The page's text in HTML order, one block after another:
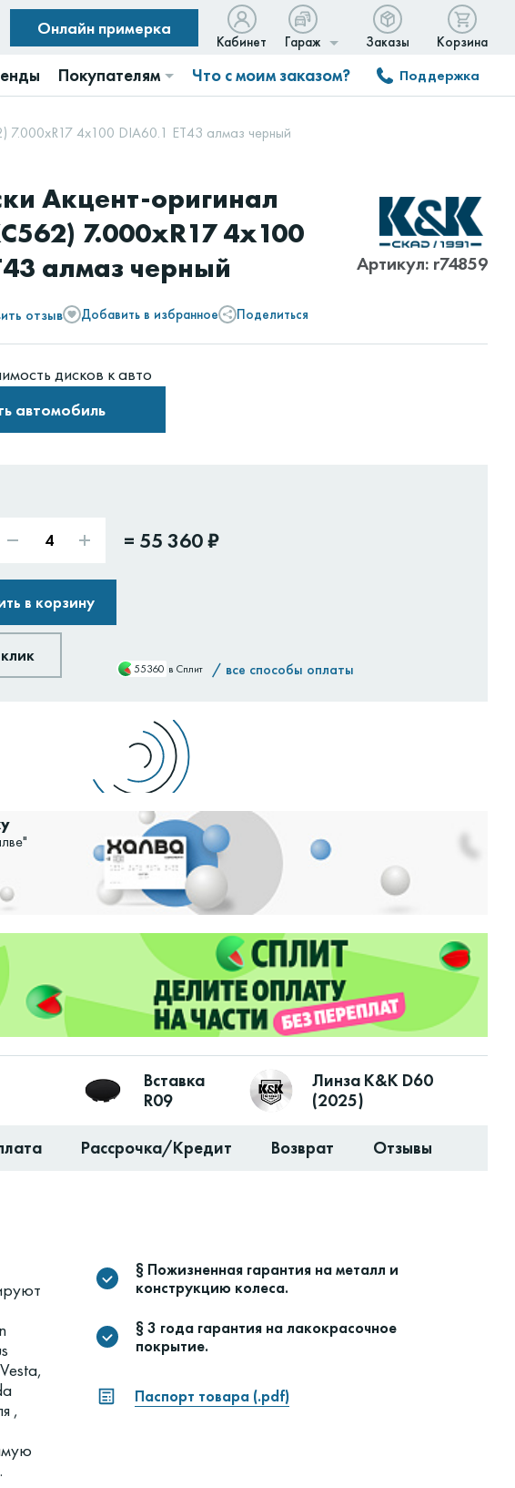
Онлайн примерка
Кабинет Гараж Заказы Корзина
Покупателям Что с моим заказом? Поддержка
4x100 DIA60.1 ET43 алмаз черный
Акцент-оригинал
7.000xR17 4x100
алмаз черный
Артикул: r74859
отзыв Добавить в избранное Поделиться
дисков к авто
автомобиль
= 55 360 ₽
в корзину
55360 в Сплит / все способы оплаты
Вставка
R09
Линза K&K D60
(2025)
Рассрочка/Кредит Возврат Отзывы
,
§ Пожизненная гарантия на металл и
конструкцию колеса.
§ 3 года гарантия на лакокрасочное
покрытие.
Паспорт товара (.pdf)